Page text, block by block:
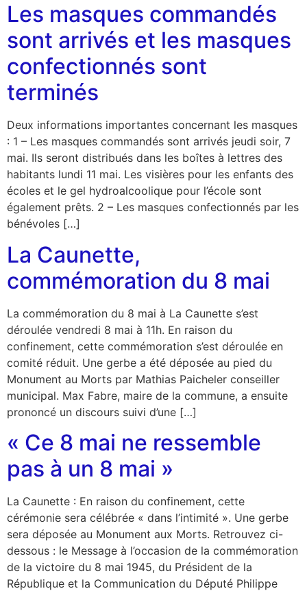
Les masques commandés
sont arrivés et les masques
confectionnés sont
terminés
Deux informations importantes concernant les masques
: 1 – Les masques commandés sont arrivés jeudi soir, 7
mai. Ils seront distribués dans les boîtes à lettres des
habitants lundi 11 mai. Les visières pour les enfants des
écoles et le gel hydroalcoolique pour l’école sont
également prêts. 2 – Les masques confectionnés par les
bénévoles […]
La Caunette,
commémoration du 8 mai
La commémoration du 8 mai à La Caunette s’est
déroulée vendredi 8 mai à 11h. En raison du
confinement, cette commémoration s’est déroulée en
comité réduit. Une gerbe a été déposée au pied du
Monument au Morts par Mathias Paicheler conseiller
municipal. Max Fabre, maire de la commune, a ensuite
prononcé un discours suivi d’une […]
« Ce 8 mai ne ressemble
pas à un 8 mai »
La Caunette : En raison du confinement, cette
cérémonie sera célébrée « dans l’intimité ». Une gerbe
sera déposée au Monument aux Morts. Retrouvez ci-
dessous : le Message à l’occasion de la commémoration
de la victoire du 8 mai 1945, du Président de la
République et la Communication du Député Philippe